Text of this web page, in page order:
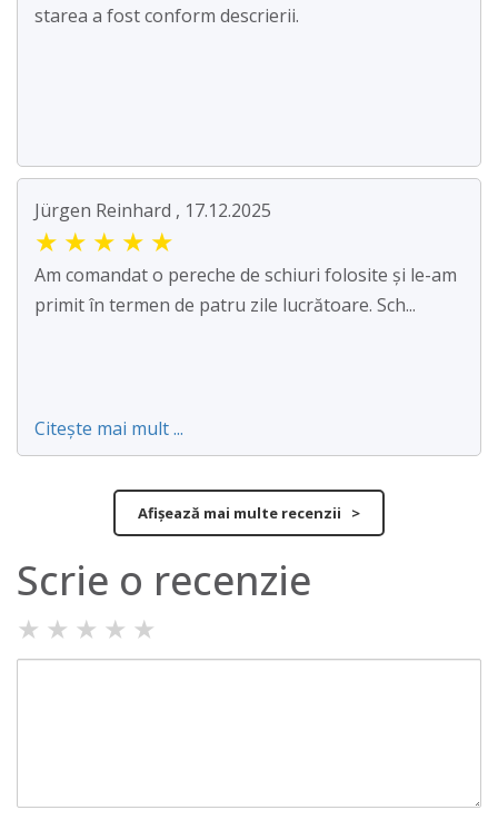
starea a fost conform descrierii.
Jürgen Reinhard , 17.12.2025
★ ★ ★ ★ ★
Am comandat o pereche de schiuri folosite și le-am
primit în termen de patru zile lucrătoare. Sch...
Citește mai mult ...
Afișează mai multe recenzii >
Scrie o recenzie
★ ★ ★ ★ ★